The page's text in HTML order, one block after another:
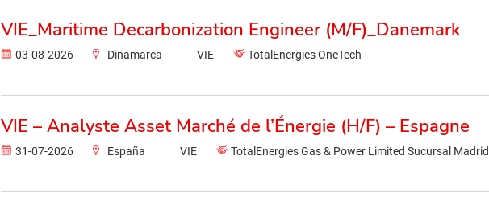
VIE_Maritime Decarbonization Engineer (M/F)_Danemark
03-08-2026 Dinamarca VIE TotalEnergies OneTech
VIE – Analyste Asset Marché de l’Énergie (H/F) – Espagne
31-07-2026 España VIE TotalEnergies Gas & Power Limited Sucursal Madrid